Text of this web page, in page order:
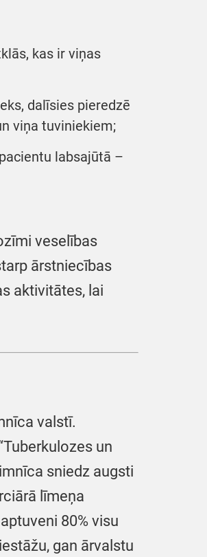
kas ir viņas
dalīsies pieredzē
viņa tuviniekiem;
labsajūtā –
veselības
ārstniecības
aktivitātes, lai
valstī.
un
sniedz augsti
līmeņa
80% visu
gan ārvalstu